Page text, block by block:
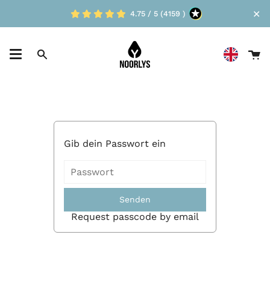
content
4.75 / 5 (4159 ) ✕
Suche
Gib dein Passwort ein
Senden
Request passcode by email